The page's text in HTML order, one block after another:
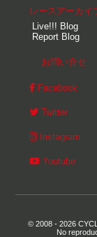
レースアーカイ
Live!!! Blog
Report Blog
お問い合せ
Facebook
Twitter
Instagram
Youtube
© 2008 - 2026
No